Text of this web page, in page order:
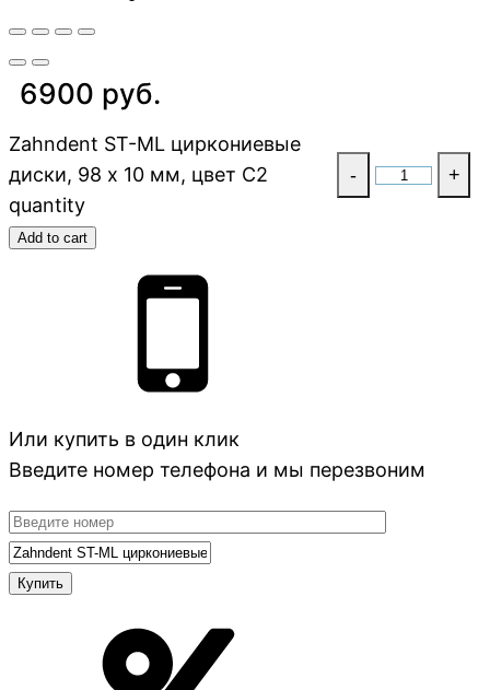
6900 руб.
Zahndent ST-ML циркониевые
диски, 98 х 10 мм, цвет C2
quantity
- +
Add to cart
Или купить в один клик
Введите номер телефона и мы перезвоним